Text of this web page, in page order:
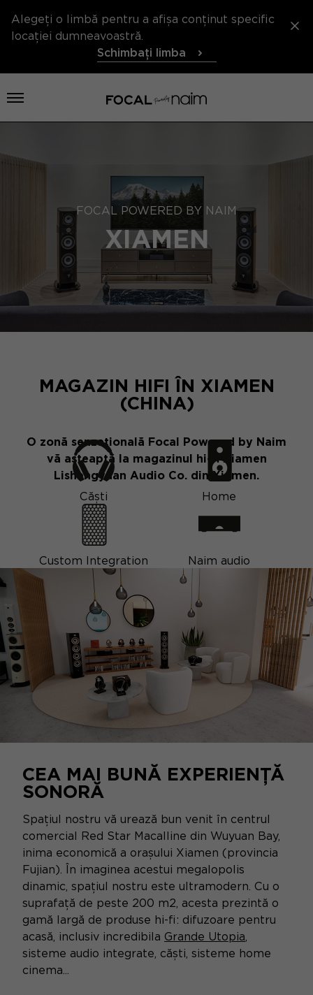
Alegeți o limbă pentru a afișa conținut specific
locației dumneavoastră.
Schimbați limba
Deschideți meniul
FOCAL POWERED BY NAIM
XIAMEN
MAGAZIN HIFI ÎN XIAMEN
(CHINA)
O zonă senzațională Focal Powered by Naim
vă așteaptă la magazinul hi-fi Xiamen
Lishengyuan Audio Co. din Xiamen.
Căști
Home
Custom Integration Naim audio
CEA MAI BUNĂ EXPERIENȚĂ
SONORĂ
Spațiul nostru vă urează bun venit în centrul
comercial Red Star Macalline din Wuyuan Bay,
inima economică a orașului Xiamen (provincia
Fujian). În imaginea acestui megalopolis
dinamic, spațiul nostru este ultramodern. Cu o
suprafață de peste 200 m2, acesta prezintă o
gamă largă de produse hi-fi: difuzoare pentru
acasă, inclusiv incredibila Grande Utopia,
sisteme audio integrate, căști, sisteme home
cinema...